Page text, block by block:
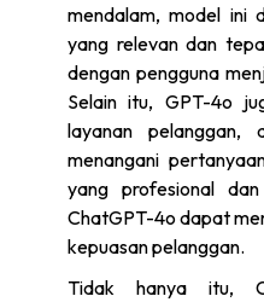
mendalam, model ini
yang relevan dan
dengan pengguna
Selain itu, GPT-4o
layanan
menangani
yang profesional
ChatGPT-4o dapat
kepuasan pelanggan.
Tidak hanya itu,